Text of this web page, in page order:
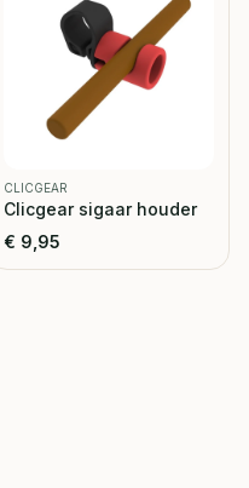
CLICGEAR
Clicgear sigaar houder
€ 9,95